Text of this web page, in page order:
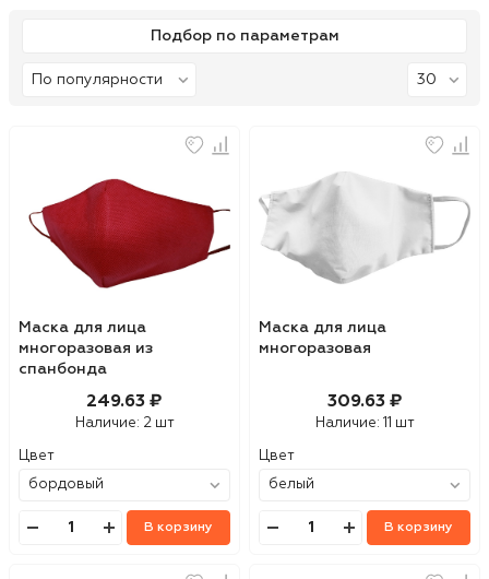
Подбор по параметрам
Маска для лица
многоразовая из
спанбонда
249.63 ₽
Наличие: 2 шт
Цвет
В корзину
Маска для лица
многоразовая
309.63 ₽
Наличие: 11 шт
Цвет
В корзину